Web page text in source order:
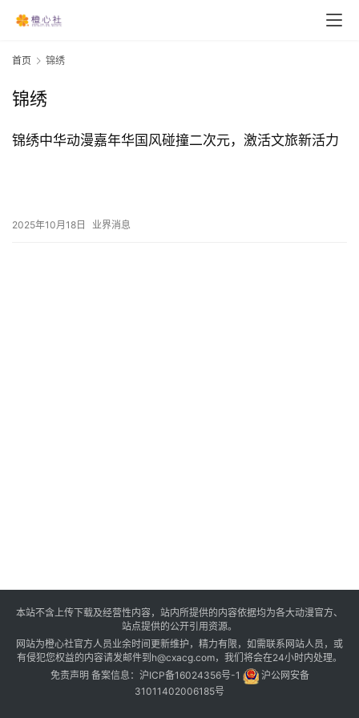
首页 锦绣
锦绣
锦绣中华动漫嘉年华国风碰撞二次元，激活文旅新活力
2025年10月18日 业界消息
本站不含上传下载及经营性内容，站内所提供的内容依据均为各大动漫官方、
站点提供的公开引用资源。
网站为橙心社官方人员业余时间更新维护，精力有限，如需联系网站人员，或
有侵犯您权益的内容请发邮件到h@cxacg.com，我们将会在24小时内处理。
免责声明 备案信息： 沪ICP备16024356号-1
沪公网安备
31011402006185号